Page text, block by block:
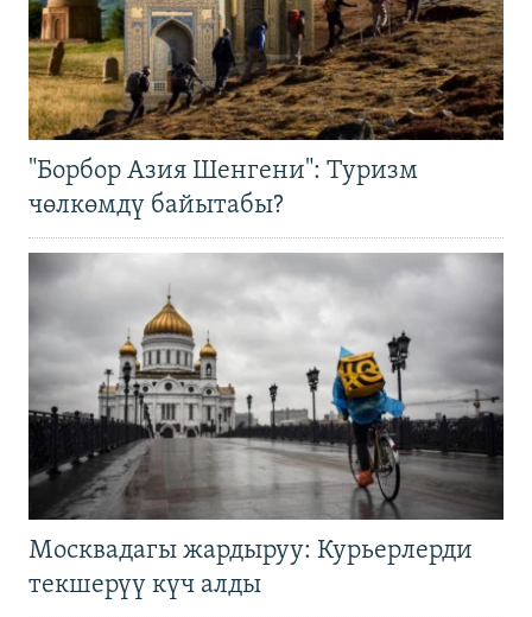
"Борбор Азия Шенгени": Туризм
чөлкөмдү байытабы?
Москвадагы жардыруу: Курьерлерди
текшерүү күч алды